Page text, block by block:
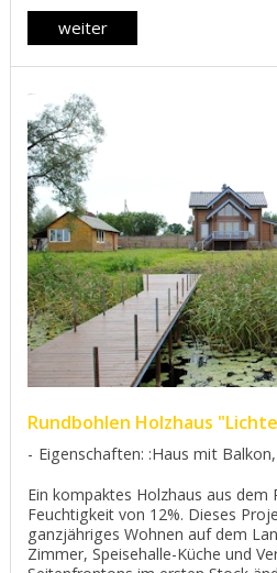
weiter
Rundbohlen Holzhaus
Eigenschaften: :Haus mit
Ein kompaktes Holzhaus aus
Feuchtigkeit von 12%. Dieses
ganzjähriges Wohnen auf dem
Zimmer, Speisehalle-Küche und